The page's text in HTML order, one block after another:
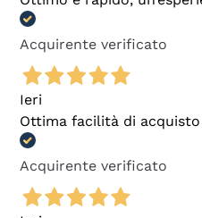
Acquirente verificato
Ieri
Ottima facilità di
Acquirente verificato